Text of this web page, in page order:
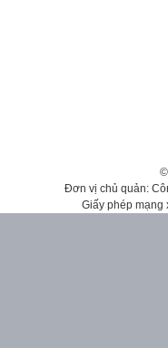
Đơn vị chủ quản:
Giấy phép mạng